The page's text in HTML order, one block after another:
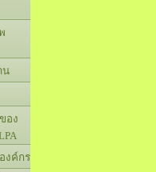
น
อง
งค์กร